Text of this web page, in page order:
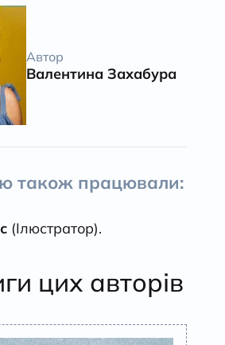
Автор
Валентина Захабура
також працювали:
(Ілюстратор).
цих авторів